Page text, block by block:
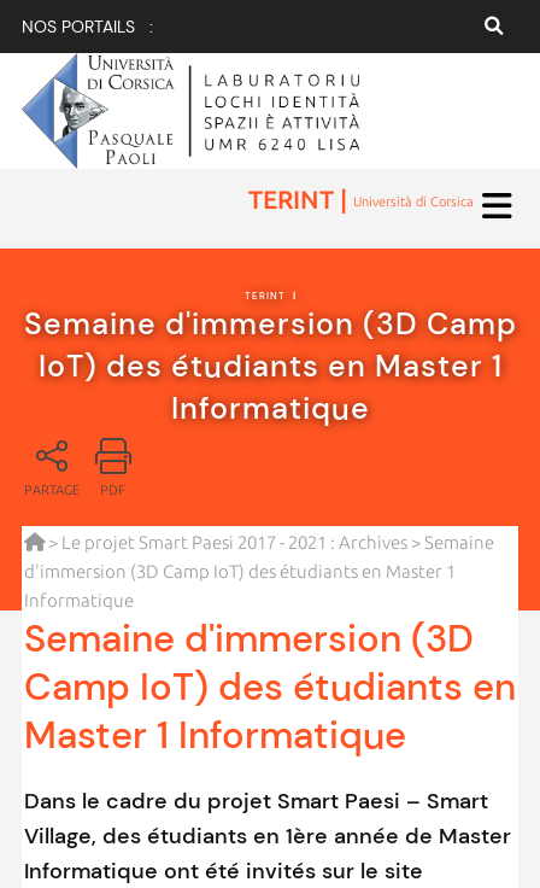
NOS PORTAILS :
TERINT | Università di Corsica
TERINT |
Semaine d'immersion (3D Camp
IoT) des étudiants en Master 1
Informatique
PARTAGE PDF
> Le projet Smart Paesi 2017 - 2021 : Archives> Semaine
d'immersion (3D Camp IoT) des étudiants en Master 1
Informatique
Semaine d'immersion (3D
Camp IoT) des étudiants en
Master 1 Informatique
Dans le cadre du projet Smart Paesi – Smart
Village, des étudiants en 1ère année de Master
Informatique ont été invités sur le site